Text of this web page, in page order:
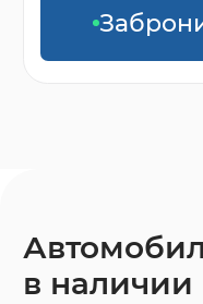
в наличии